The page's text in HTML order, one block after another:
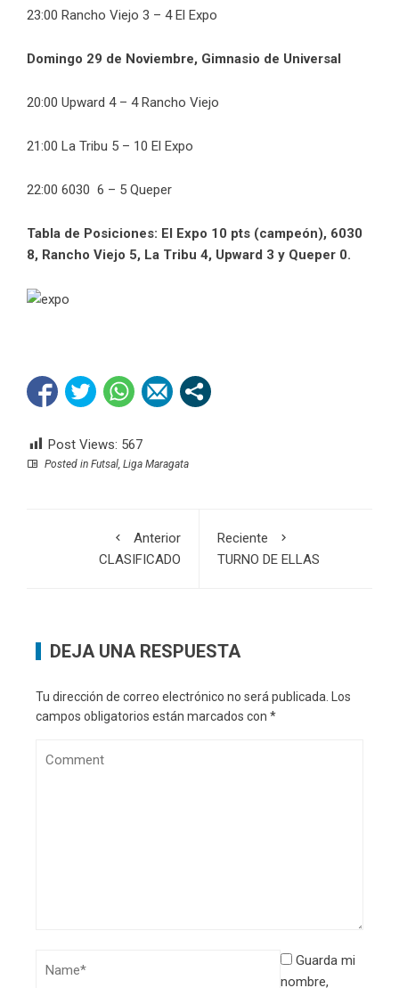
23:00 Rancho Viejo 3 – 4 El Expo
Domingo 29 de Noviembre, Gimnasio de Universal
20:00 Upward 4 – 4 Rancho Viejo
21:00 La Tribu 5 – 10 El Expo
22:00 6030 6 – 5 Queper
Tabla de Posiciones: El Expo 10 pts (campeón), 6030
8, Rancho Viejo 5, La Tribu 4, Upward 3 y Queper 0.
Post Views: 567
Posted in Futsal Liga Maragata
Anterior
CLASIFICADO
Reciente
TURNO DE ELLAS
DEJA UNA RESPUESTA
Tu dirección de correo electrónico no será publicada. Los
campos obligatorios están marcados con *
Guarda mi
nombre,